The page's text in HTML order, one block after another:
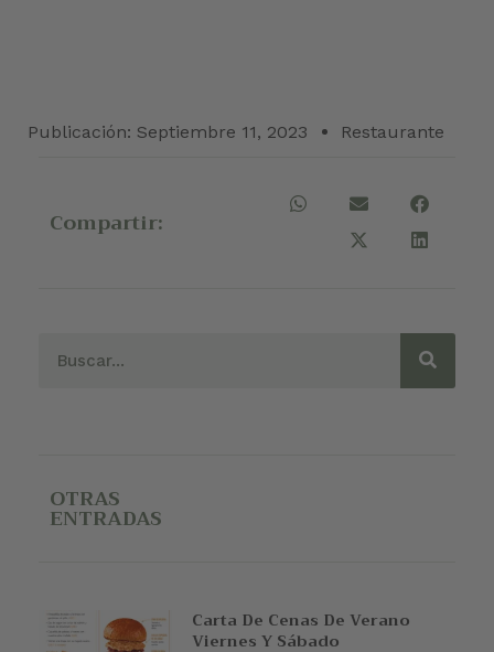
Publicación: Septiembre 11, 2023 Restaurante
Compartir:
OTRAS
ENTRADAS
Carta De Cenas De Verano
Viernes Y Sábado